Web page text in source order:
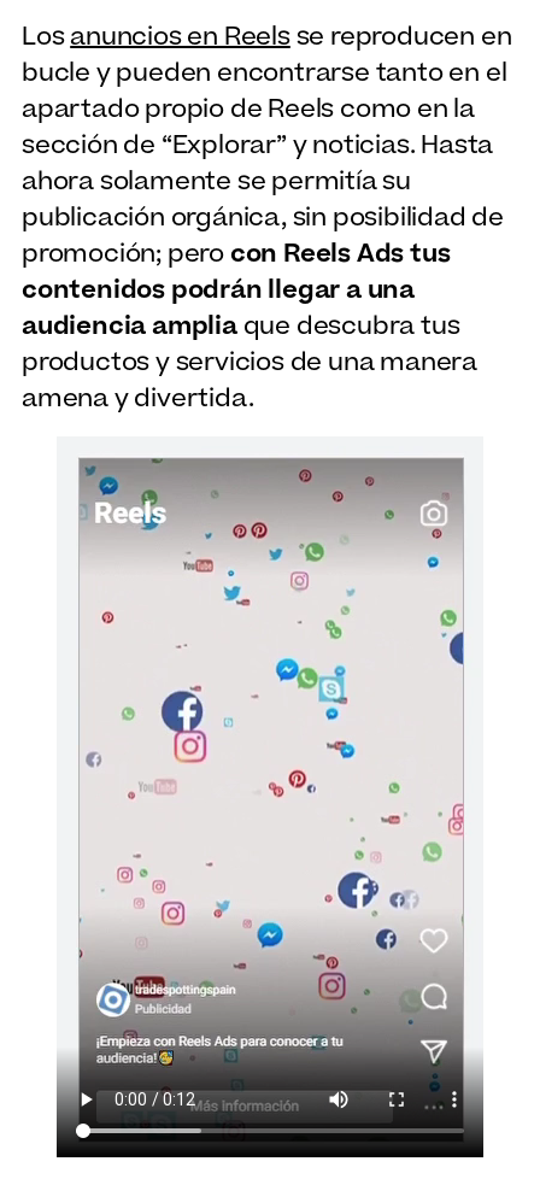
Losanuncios en Reelsse reproducen en
bucle y pueden encontrarse tanto en el
apartado propio de Reels como en la
sección de “Explorar” y noticias. Hasta
ahora solamente se permitía su
publicación orgánica, sin posibilidad de
promoción; perocon Reels Ads tus
contenidos podrán llegar a una
audiencia ampliaque descubra tus
productos y servicios de una manera
amena y divertida.